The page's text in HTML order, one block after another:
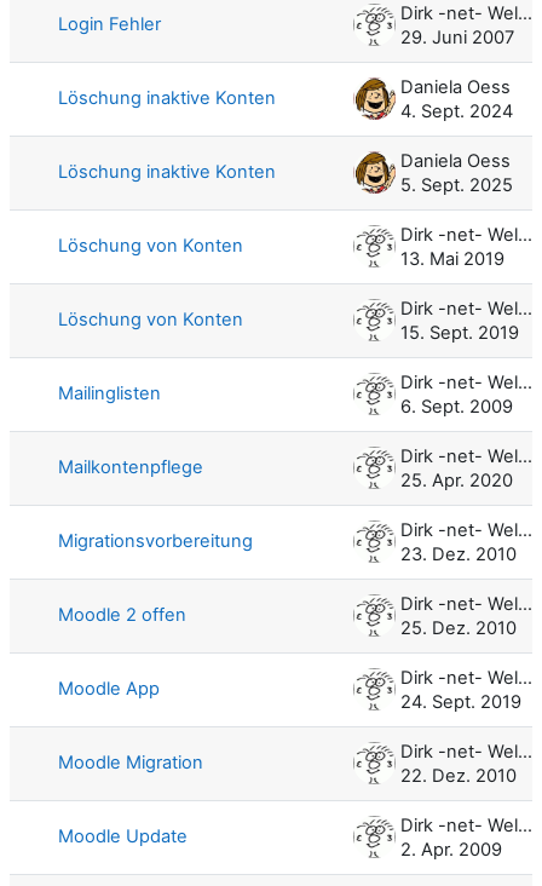
Login Fehler
Dirk -net- Weller
29. Juni 2007
Löschung inaktive Konten
Daniela Oess
4. Sept. 2024
Löschung inaktive Konten
Daniela Oess
5. Sept. 2025
Löschung von Konten
Dirk -net- Weller
13. Mai 2019
Löschung von Konten
Dirk -net- Weller
15. Sept. 2019
Mailinglisten
Dirk -net- Weller
6. Sept. 2009
Mailkontenpflege
Dirk -net- Weller
25. Apr. 2020
Migrationsvorbereitung
Dirk -net- Weller
23. Dez. 2010
Moodle 2 offen
Dirk -net- Weller
25. Dez. 2010
Moodle App
Dirk -net- Weller
24. Sept. 2019
Moodle Migration
Dirk -net- Weller
22. Dez. 2010
Moodle Update
Dirk -net- Weller
2. Apr. 2009